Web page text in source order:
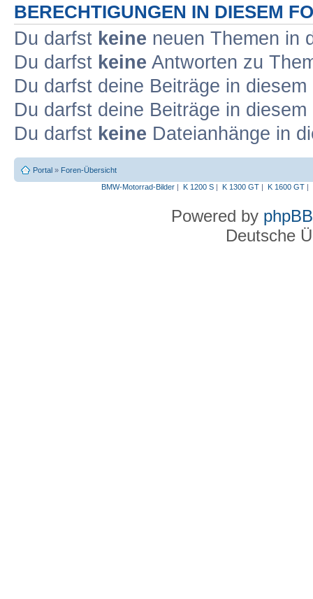
BERECHTIGUNGEN IN DIESEM
Du darfst keine neuen Themen in
Du darfst keine Antworten zu
Du darfst deine Beiträge in
Du darfst deine Beiträge in
Du darfst keine Dateianhänge in
Portal » Foren-Übersicht
BMW-Motorrad-Bilder| K 1200 S| K 1300 GT| K 1600 GT|
Powered by phpBB
Deutsche